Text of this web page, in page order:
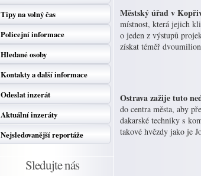
Tipy na volný čas
Policejní informace
Hledané osoby
Kontakty a další informace
Odeslat inzerát
Aktuální inzeráty
Nejsledovanější reportáže
Sledujte nás
Městský úřad v
místnost, která jejich
o jeden z výstupů
získat téměř
Ostrava zažije tuto
do centra města, aby
dakarské techniky s
takové hvězdy jako je